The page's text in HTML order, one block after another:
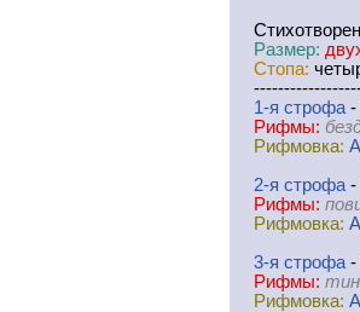
Размер:
Стопа:
1-я cтрофа -
Рифмы:
Рифмовка:
2-я cтрофа -
Рифмы:
Рифмовка:
3-я cтрофа -
Рифмы:
Рифмовка: